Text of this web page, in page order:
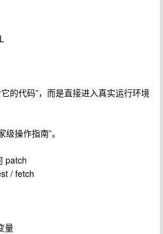
的代码”，而是直接进入真实运行环境
操作指南”。
patch
/ fetch
量